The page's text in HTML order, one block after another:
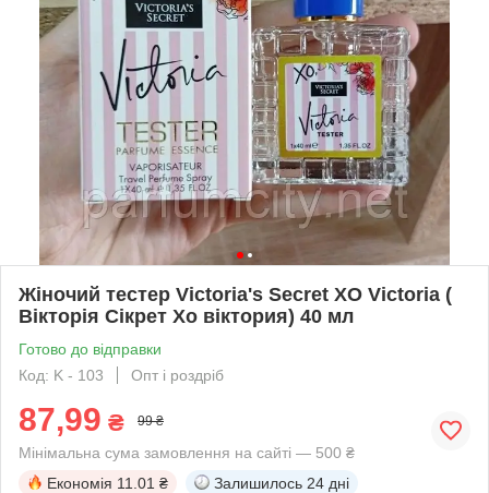
Жіночий тестер Victoria's Secret XO Victoria (
Вікторія Сікрет Хо віктория) 40 мл
Готово до відправки
Код: K - 103
Опт і роздріб
87,99 ₴ 99 ₴
Мінімальна сума замовлення на сайті — 500 ₴
Економія 11.01 ₴ Залишилось 24 дні